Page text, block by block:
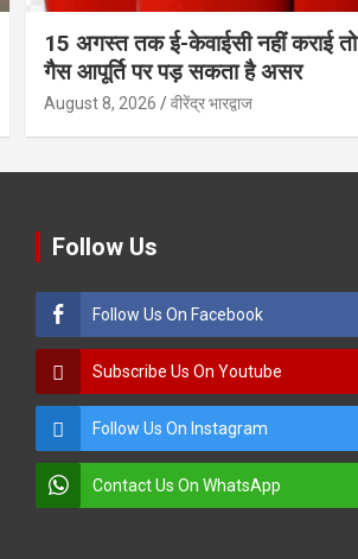
15 अगस्त तक ई-केवाईसी नहीं कराई तो
गैस आपूर्ति पर पड़ सकता है असर
August 8, 2026 वीरेंद्र भारद्वाज
Follow Us
Follow Us On Facebook
Subscribe Us On Youtube
Follow Us On Instagram
Contact Us On WhatsApp